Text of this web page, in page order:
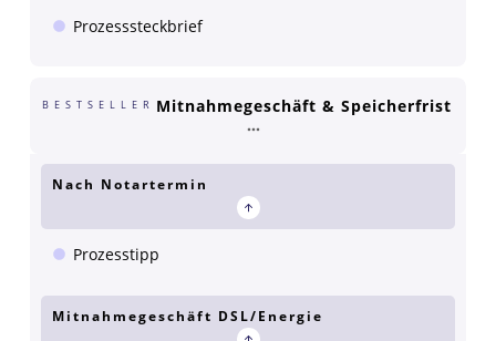
Prozesssteckbrief
BESTSELLER Mitnahmegeschäft & Speicherfrist
Nach Notartermin
Prozesstipp
Mitnahmegeschäft DSL/Energie